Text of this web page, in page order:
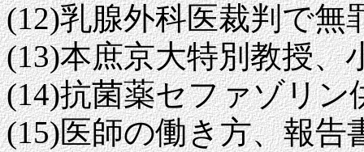
(12)乳腺外科医裁判で無
(13)本庶京大特別教授、
(14)抗菌薬セファゾリン
(15)医師の働き方、報告